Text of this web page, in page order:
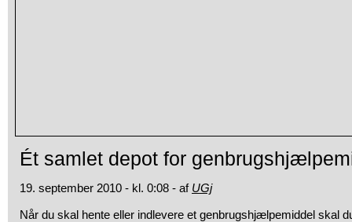
Ét samlet depot for
19. september 2010 - kl. 0:08 - af UGj
Når du skal hente eller indlevere et genbrugshjælpemiddel skal